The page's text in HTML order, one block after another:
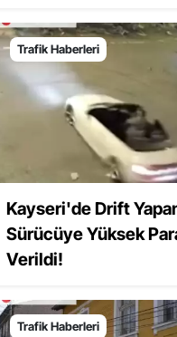
Trafik Haberleri
Kayseri'de Drift
Sürücüye Yüksek
Verildi!
Trafik Haberleri